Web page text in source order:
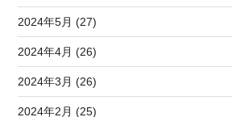
2024年5月 (27)
2024年4月 (26)
2024年3月 (26)
2024年2月 (25)